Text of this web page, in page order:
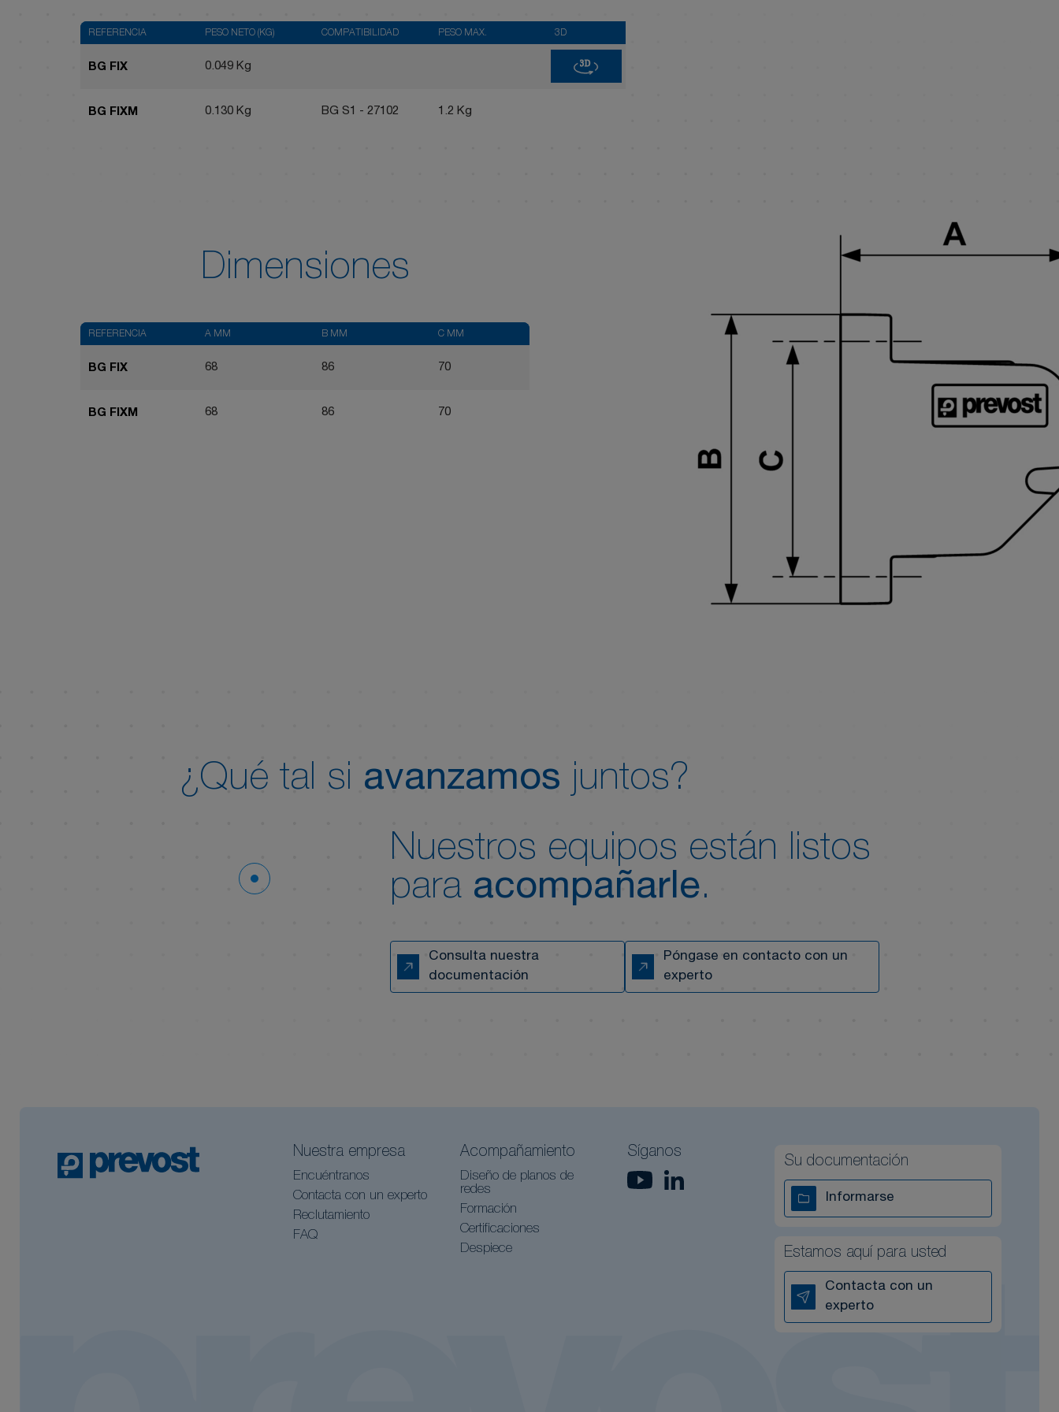
REFERENCIA PESO NETO (KG) COMPATIBILIDAD PESO MAX. 3D
BG FIX 0.049 Kg 3D
BG FIXM 0.130 Kg BG S1 - 27102 1.2 Kg
Dimensiones
REFERENCIA A MM B MM C MM
BG FIX 68 86 70
BG FIXM 68 86 70
¿Qué tal si avanzamos juntos?
Nuestros equipos están listos
para acompañarle.
Consulta nuestra
documentación
Póngase en contacto con un
experto
Nuestra empresa
Encuéntranos
Contacta con un experto
Reclutamiento
FAQ
Acompañamiento
Diseño de planos de
redes
Formación
Certificaciones
Despiece
Síganos
Su documentación
Informarse
Estamos aquí para usted
Contacta con un
experto